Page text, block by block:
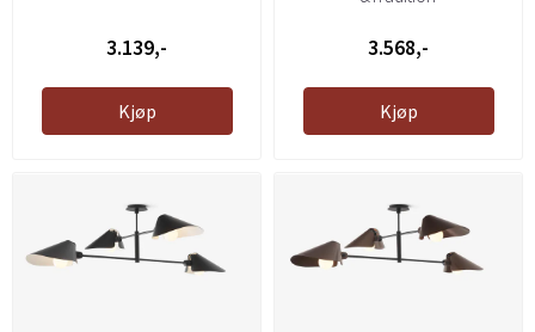
3.139,-
Kjøp
3.568,-
Kjøp